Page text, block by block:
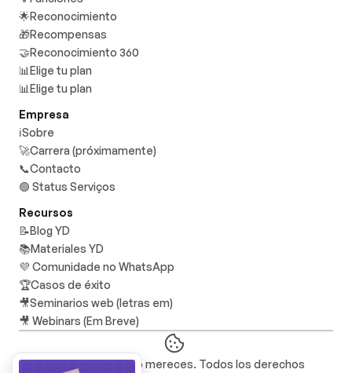
🌟Reconocimiento
🎁Recompensas
🤝Reconocimiento 360
📊Elige tu plan
📊Elige tu plan
Empresa
ℹ️Sobre
🚀Carrera (próximamente)
📞Contacto
🟢 Status Serviços
Recursos
📝Blog YD
📚Materiales YD
💜 Comunidade no WhatsApp
🏆Casos de éxito
🎥Seminarios web (letras em)
🎥 Webinars (Em Breve)
© 2021 - 2025 Te lo mereces. Todos los derechos